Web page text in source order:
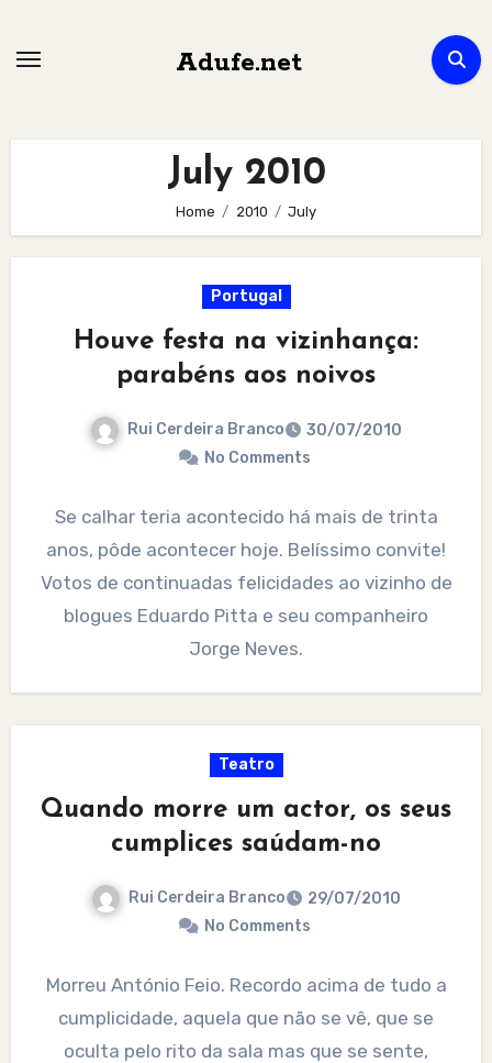
Adufe.net
July 2010
Home 2010 July
Portugal
Houve festa na vizinhança:
parabéns aos noivos
Rui Cerdeira Branco
30/07/2010
No Comments
Se calhar teria acontecido há mais de trinta
anos, pôde acontecer hoje. Belíssimo convite!
Votos de continuadas felicidades ao vizinho de
blogues Eduardo Pitta e seu companheiro
Jorge Neves.
Teatro
Quando morre um actor, os seus
cumplices saúdam-no
Rui Cerdeira Branco
29/07/2010
No Comments
Morreu António Feio. Recordo acima de tudo a
cumplicidade, aquela que não se vê, que se
oculta pelo rito da sala mas que se sente,